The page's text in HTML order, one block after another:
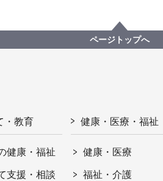
ページトップへ
・教育
健康・福祉
支援・相談
健康・医療・福祉
健康・医療
福祉・介護